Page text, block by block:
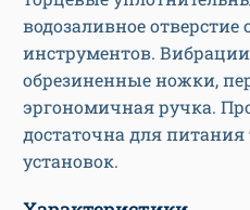
водозаливное отверстие
инструментов.
обрезиненные ножки,
эргономичная ручка.
достаточна для
установок.